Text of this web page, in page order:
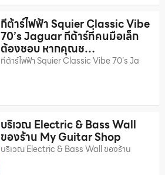
กีต้าร์ไฟฟ้า Squier Classic Vibe
70’s Jaguar กีต้าร์ที่คนมือเล็ก
ต้องชอบ หากคุณช…
กีต้าร์ไฟฟ้า Squier Classic Vibe 70’s Ja
บริเวณ Electric & Bass Wall
ของร้าน My Guitar Shop
บริเวณ Electric & Bass Wall ของร้าน